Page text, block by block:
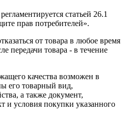
статьей 26.1
прав потребителей».
от товара в любое время
передачи товара - в течение
качества возможен в
его товарный вид,
а также документ,
и условия покупки указанного